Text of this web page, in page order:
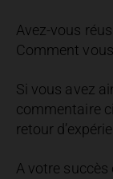
Avez-vous
Comment
Si vous avez
commentaire
retour
A votre succès